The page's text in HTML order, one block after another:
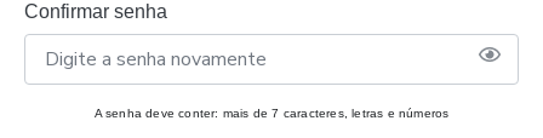
Confirmar senha
A senha deve conter: mais de 7 caracteres, letras e números